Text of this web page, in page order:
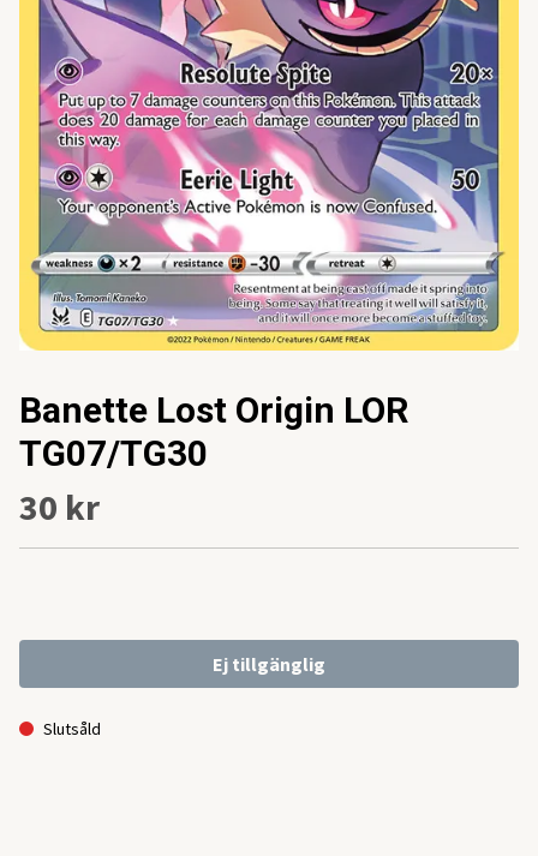
Banette Lost Origin LOR
TG07/TG30
30 kr
Ej tillgänglig
Slutsåld